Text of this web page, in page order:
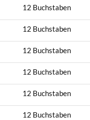
12 Buchstaben
12 Buchstaben
12 Buchstaben
12 Buchstaben
12 Buchstaben
12 Buchstaben